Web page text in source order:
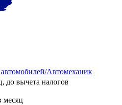
Автомеханик
до вычета налогов
месяц